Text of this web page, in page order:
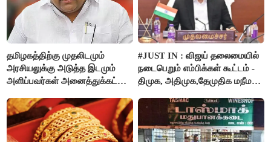
தமிழகத்திற்கு முதலிடமும்
அரசியலுக்கு அடுத்த இடமும்
அளிப்பவர்கள் அனைத்துக்கட்சி
பங்கேற்பார்கள் - மாணிக்கம்
தாகூர்..!!
#JUST IN : விஜய் தலைமையில்
நடைபெறும் எம்பிக்கள் கூட்டம் -
திமுக, அதிமுக,தேமுதிக மநீம